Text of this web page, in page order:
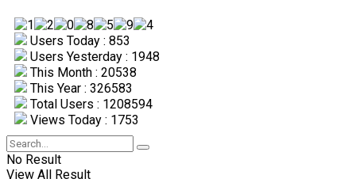
Users Today : 853
Users Yesterday : 1948
This Month : 20538
This Year : 326583
Total Users : 1208594
Views Today : 1753
No Result
View All Result